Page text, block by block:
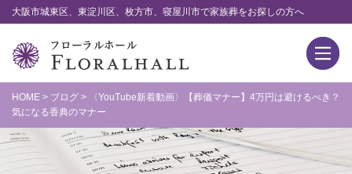
大阪市城東区、東淀川区、枚方市、寝屋川市で家族葬をお探しの方へ
HOME > ブログ >
〈YouTube新着動画〉【葬儀マナー】4万円は避けるべき？
気になる香典のマナー